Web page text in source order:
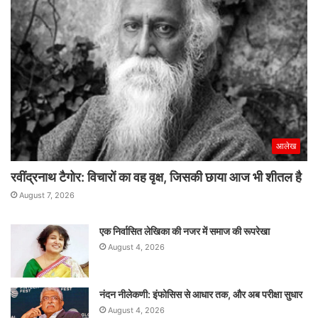
आलेख
रवींद्रनाथ टैगोर: विचारों का वह वृक्ष, जिसकी छाया आज भी शीतल है
August 7, 2026
एक निर्वासित लेखिका की नजर में समाज की रूपरेखा
August 4, 2026
नंदन नीलेकणी: इंफोसिस से आधार तक, और अब परीक्षा सुधार
August 4, 2026